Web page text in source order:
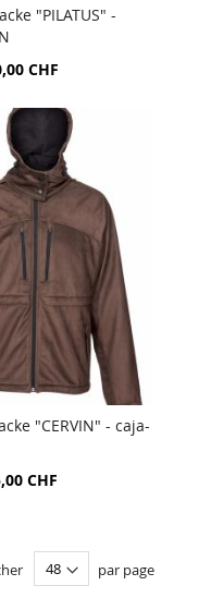
panier
"PILATUS" -
CHF
panier
"CERVIN" - caja-
CHF
par page